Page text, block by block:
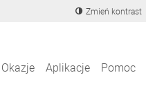
Zmień kontrast
Okazje Aplikacje Pomoc